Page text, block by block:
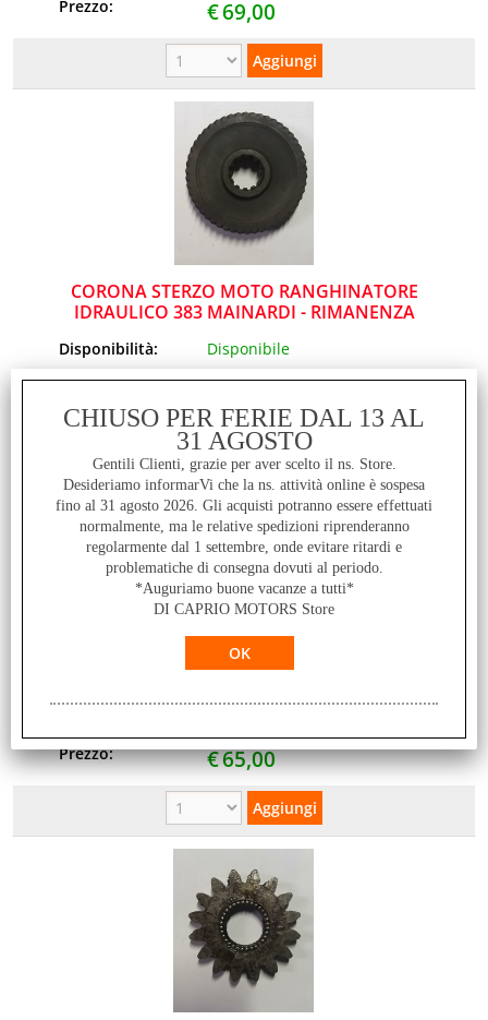
Prezzo:
€69,00
CORONA STERZO MOTO RANGHINATORE
IDRAULICO 383 MAINARDI - RIMANENZA
Disponibilità:
Disponibile
Prezzo:
€69,00
COPERCHIO SCATOLA CAMBIO RANGHINATORE
Prezzo:
€65,00
CHIUSO PER FERIE DAL 13 AL
31 AGOSTO
Gentili Clienti, grazie per aver scelto il ns. Store.
Desideriamo informarVi che la ns. attività online è sospesa
fino al 31 agosto 2026. Gli acquisti potranno essere effettuati
normalmente, ma le relative spedizioni riprenderanno
regolarmente dal 1 settembre, onde evitare ritardi e
problematiche di consegna dovuti al periodo.
*Auguriamo buone vacanze a tutti*
DI CAPRIO MOTORS Store